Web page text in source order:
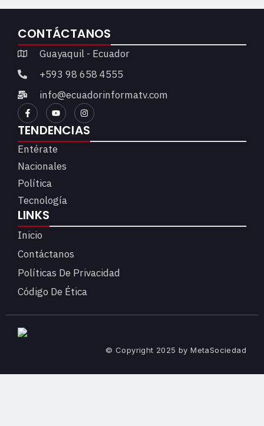
CONTÁCTANOS
Guayaquil - Ecuador
+593 98 658 4555
info@ecuadorinformatv.com
TENDENCIAS
Entérate
Nacionales
Política
Tecnología
LINKS
Inicio
Contáctanos
Políticas De Privacidad
Código De Ética
© Copyright 2025 by MetaSociedad